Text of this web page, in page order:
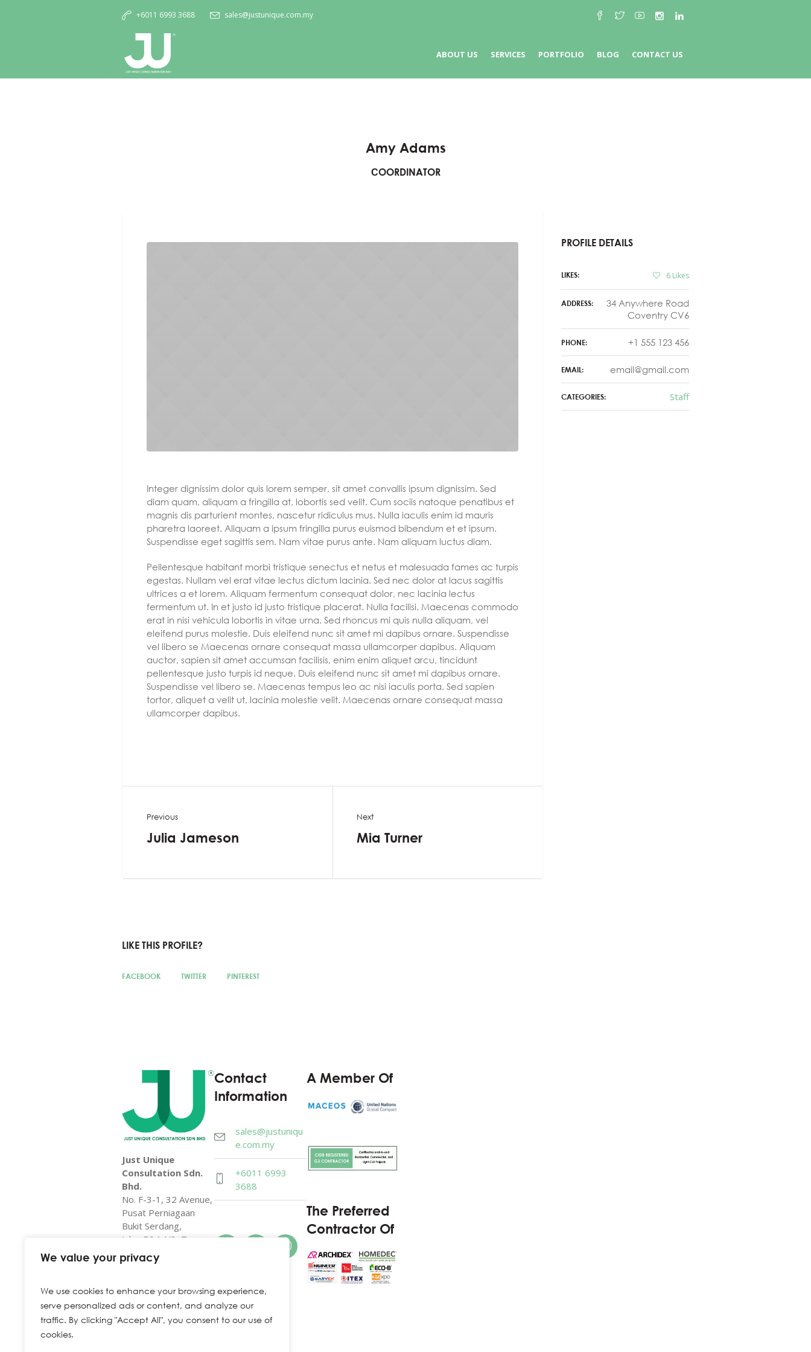
We value your privacy
We use cookies to enhance your browsing experience,
serve personalized ads or content, and analyze our
traffic. By clicking "Accept All", you consent to our use of
cookies.
+6011 6993 3688 sales@justunique.com.my
ABOUT US SERVICES PORTFOLIO BLOG CONTACT US
Amy Adams
СOORDINATOR
Integer dignissim dolor quis lorem semper, sit amet convallis ipsum dignissim. Sed
diam quam, aliquam a fringilla at, lobortis sed velit. Cum sociis natoque penatibus et
magnis dis parturient montes, nascetur ridiculus mus. Nulla iaculis enim id mauris
pharetra laoreet. Aliquam a ipsum fringilla purus euismod bibendum et et ipsum.
Suspendisse eget sagittis sem. Nam vitae purus ante. Nam aliquam luctus diam.
Pellentesque habitant morbi tristique senectus et netus et malesuada fames ac turpis
egestas. Nullam vel erat vitae lectus dictum lacinia. Sed nec dolor at lacus sagittis
ultrices a et lorem. Aliquam fermentum consequat dolor, nec lacinia lectus
fermentum ut. In et justo id justo tristique placerat. Nulla facilisi. Maecenas commodo
erat in nisi vehicula lobortis in vitae urna. Sed rhoncus mi quis nulla aliquam, vel
eleifend purus molestie. Duis eleifend nunc sit amet mi dapibus ornare. Suspendisse
vel libero se Maecenas ornare consequat massa ullamcorper dapibus. Aliquam
auctor, sapien sit amet accumsan facilisis, enim enim aliquet arcu, tincidunt
pellentesque justo turpis id neque. Duis eleifend nunc sit amet mi dapibus ornare.
Suspendisse vel libero se. Maecenas tempus leo ac nisi iaculis porta. Sed sapien
tortor, aliquet a velit ut, lacinia molestie velit. Maecenas ornare consequat massa
ullamcorper dapibus.
Previous
Julia Jameson
Next
Mia Turner
PROFILE DETAILS
LIKES: 6 Likes
ADDRESS:
34 Anywhere Road
Coventry CV6
PHONE: +1 555 123 456
EMAIL: email@gmail.com
CATEGORIES: Staff
LIKE THIS PROFILE?
FACEBOOK TWITTER PINTEREST
Just Unique
Consultation Sdn.
Bhd.
No. F-3-1, 32 Avenue,
Pusat Perniagaan
Bukit Serdang,
Jalan BS 14/3, Taman
Bukit Serdang,
43300 Seri
Contact
Information
sales@justuniqu
e.com.my
+6011 6993
3688
A Member Of
The Preferred
Contractor Of